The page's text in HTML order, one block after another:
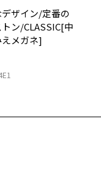
ザイン/定番の
ン/CLASSIC[中
メガネ]